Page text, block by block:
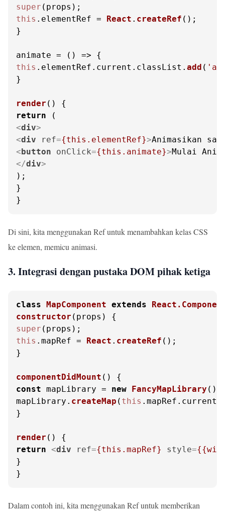
super
this . elementRef = React . createRef ();
}
animate = () =>
this . elementRef . current . classList . add (
}
render (
return
<div>
<div ref={this.elementRef}>Animasikan
<button onClick={this.animate}>Mulai
</div>
);
}
}
Di sini, kita menggunakan Ref untuk menambahkan kelas CSS
ke elemen, memicu animasi.
3. Integrasi dengan pustaka DOM pihak ketiga
class MapComponent extends
constructor ( props
super
this . mapRef = React . createRef ();
}
componentDidMount (
const mapLibrary = new FancyMapLibrary ();
mapLibrary. createMap ( this . mapRef . current
}
render (
return <div ref={this.mapRef} style=
}
}
Dalam contoh ini, kita menggunakan Ref untuk memberikan